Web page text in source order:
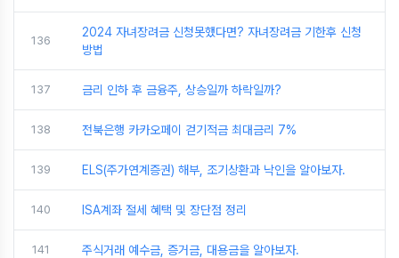
136
2024 자녀장려금 신청못했다면? 자녀장려금 기한후 신청
방법
137 금리 인하 후 금융주, 상승일까 하락일까?
138 전북은행 카카오페이 걷기적금 최대금리 7%
139 ELS(주가연계증권) 해부, 조기상환과 낙인을 알아보자.
140 ISA계좌 절세 혜택 및 장단점 정리
141 주식거래 예수금, 증거금, 대용금을 알아보자.